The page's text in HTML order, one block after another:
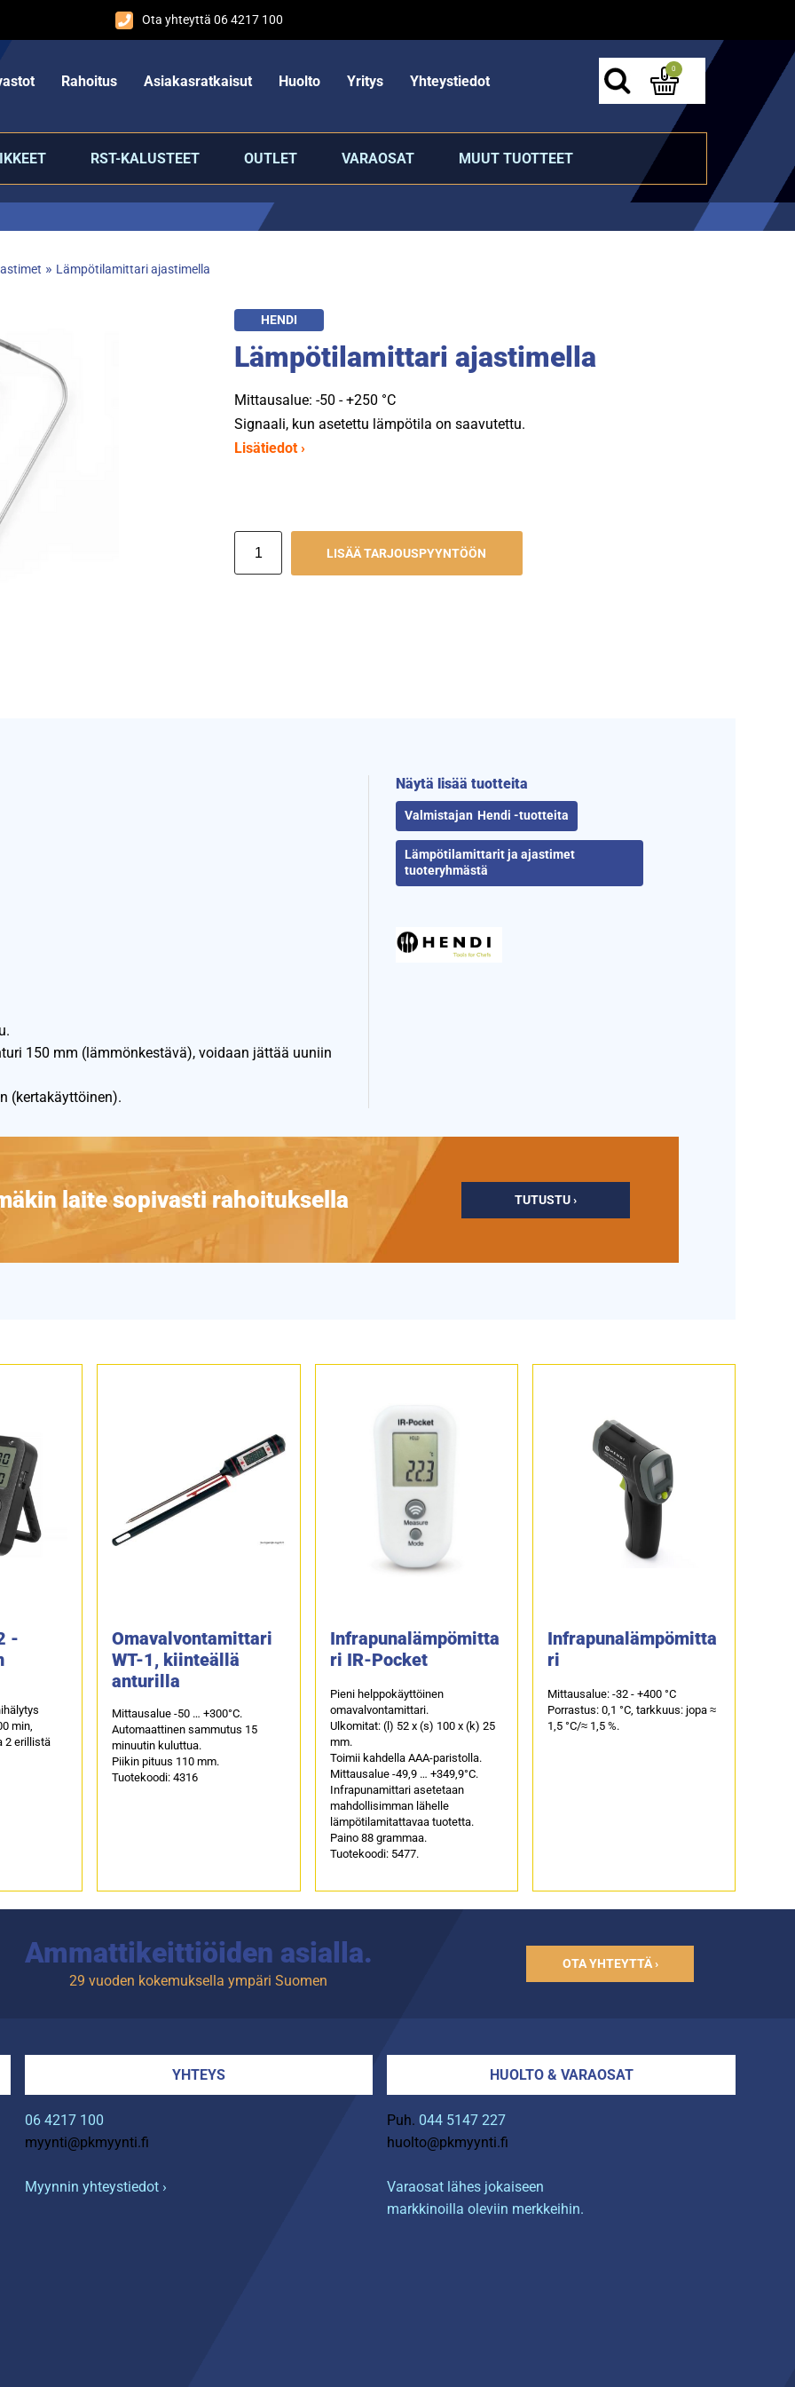
Ota yhteyttä 06 4217 100
Rahoitus Asiakasratkaisut Huolto Yritys Yhteystiedot
0
RST-KALUSTEET OUTLET VARAOSAT MUUT TUOTTEET
» Lämpötilamittari ajastimella
HENDI
Lämpötilamittari ajastimella
Mittausalue: -50 - +250 °C
Signaali, kun asetettu lämpötila on saavutettu.
Lisätiedot ›
LISÄÄ TARJOUSPYYNTÖÖN
150 mm (lämmönkestävä), voidaan jättää uuniin
(kertakäyttöinen).
Näytä lisää tuotteita
Hendi -tuotteita
Lämpötilamittarit ja ajastimet
tuoteryhmästä
laite sopivasti rahoituksella TUTUSTU ›
-
min,
2 erillistä
Omavalvontamittari
WT-1, kiinteällä
anturilla
Mittausalue -50 … +300°C.
Automaattinen sammutus 15
minuutin kuluttua.
Piikin pituus 110 mm.
Tuotekoodi: 4316
Infrapunalämpömitta
ri IR-Pocket
Pieni helppokäyttöinen
omavalvontamittari.
Ulkomitat: (l) 52 x (s) 100 x (k) 25
mm.
Toimii kahdella AAA-paristolla.
Mittausalue -49,9 … +349,9°C.
Infrapunamittari asetetaan
mahdollisimman lähelle
lämpötilamitattavaa tuotetta.
Paino 88 grammaa.
Tuotekoodi: 5477.
Infrapunalämpömitta
ri
Mittausalue: -32 - +400 °C
Porrastus: 0,1 °C, tarkkuus: jopa ≈
1,5 °C/≈ 1,5 %.
Ammattikeittiöiden asialla.
29 vuoden kokemuksella ympäri Suomen
OTA YHTEYTTÄ ›
YHTEYS
06 4217 100
myynti@pkmyynti.fi
Myynnin yhteystiedot ›
HUOLTO & VARAOSAT
Puh. 044 5147 227
huolto@pkmyynti.fi
Varaosat lähes jokaiseen
markkinoilla oleviin merkkeihin.